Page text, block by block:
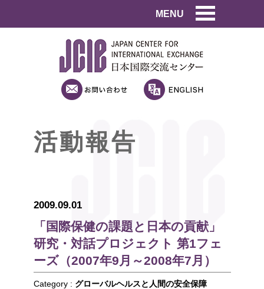
MENU
活動報告
2009.09.01
「国際保健の課題と日本の貢献」
研究・対話プロジェクト 第1フェ
ーズ（2007年9月～2008年7月）
Category : グローバルヘルスと人間の安全保障